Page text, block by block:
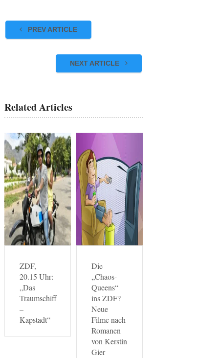
PREV ARTICLE
NEXT ARTICLE
Related Articles
ZDF,
20.15 Uhr:
„Das
Traumschiff
–
Kapstadt“
Die
„Chaos-
Queens“
ins ZDF?
Neue
Filme nach
Romanen
von Kerstin
Gier